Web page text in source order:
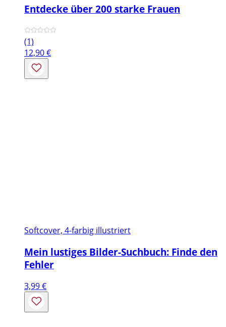
Entdecke über 200 starke Frauen
(1)
12,90€
Softcover, 4-farbig illustriert
Mein lustiges Bilder-Suchbuch: Finde den
Fehler
3,99€